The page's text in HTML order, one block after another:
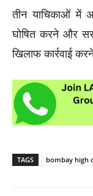
तीन याचिकाओं में
घोषित करने और
खिलाफ कार्रवाई
TAGS bombay high